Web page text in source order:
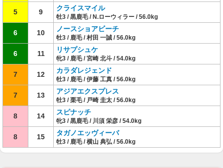
5 9 クライスマイル
牡3 / 黒鹿毛 / N.ローウィラー / 56.0kg
6 10 ノースショアビーチ
牡3 / 鹿毛 / 村田 一誠 / 56.0kg
6 11 リサプシュケ
牝3 / 鹿毛 / 宮崎 北斗 / 54.0kg
7 12 カラダレジェンド
牡3 / 鹿毛 / 伊藤 工真 / 56.0kg
7 13 アジアエクスプレス
牡3 / 栗毛 / 戸崎 圭太 / 56.0kg
8 14 スピナッチ
牝3 / 黒鹿毛 / 川須 栄彦 / 54.0kg
8 15 タガノエッヴィーバ
牡3 / 鹿毛 / 横山 典弘 / 56.0kg